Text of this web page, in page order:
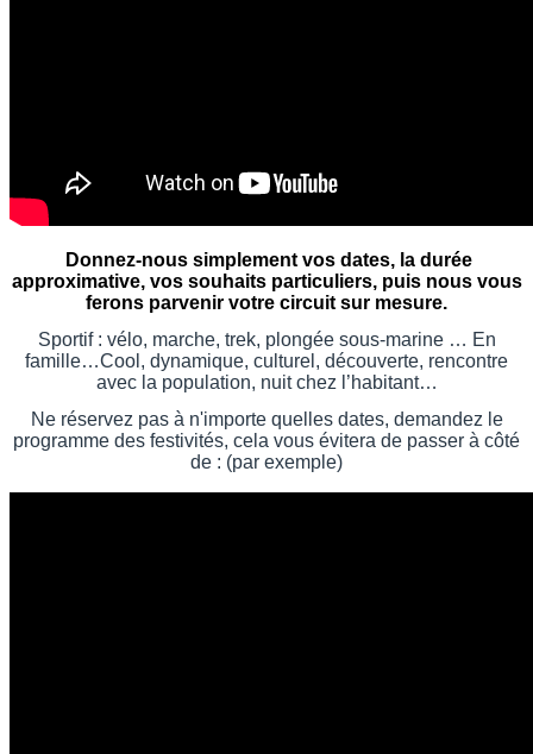
Donnez-nous simplement vos dates, la durée
approximative, vos souhaits particuliers, puis nous vous
ferons parvenir votre circuit sur mesure.
Sportif : vélo, marche, trek, plongée sous-marine … En
famille…Cool, dynamique, culturel, découverte, rencontre
avec la population, nuit chez l’habitant…
Ne réservez pas à n'importe quelles dates, demandez le
programme des festivités, cela vous évitera de passer à côté
de : (par exemple)